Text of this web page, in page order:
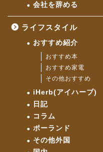
会社を辞める
ライフスタイル
おすすめ紹介
おすすめ本
おすすめ家電
その他おすすめ
iHerb(アイハーブ)
日記
コラム
ポーランド
その他外国